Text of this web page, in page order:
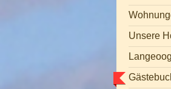
Unsere
Langeoog